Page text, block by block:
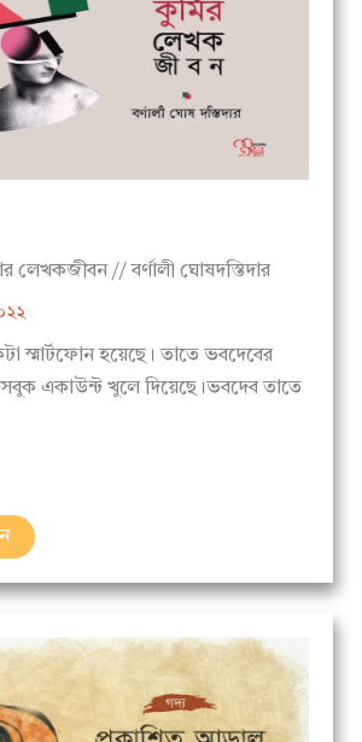
স্মার্টফোন হয়েছে। তাতে ভবদেবের
একাউন্ট খুলে দিয়েছে।ভবদেব তাতে